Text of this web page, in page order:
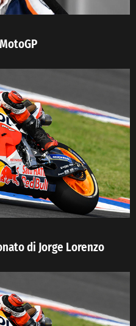
di Jorge Lorenzo